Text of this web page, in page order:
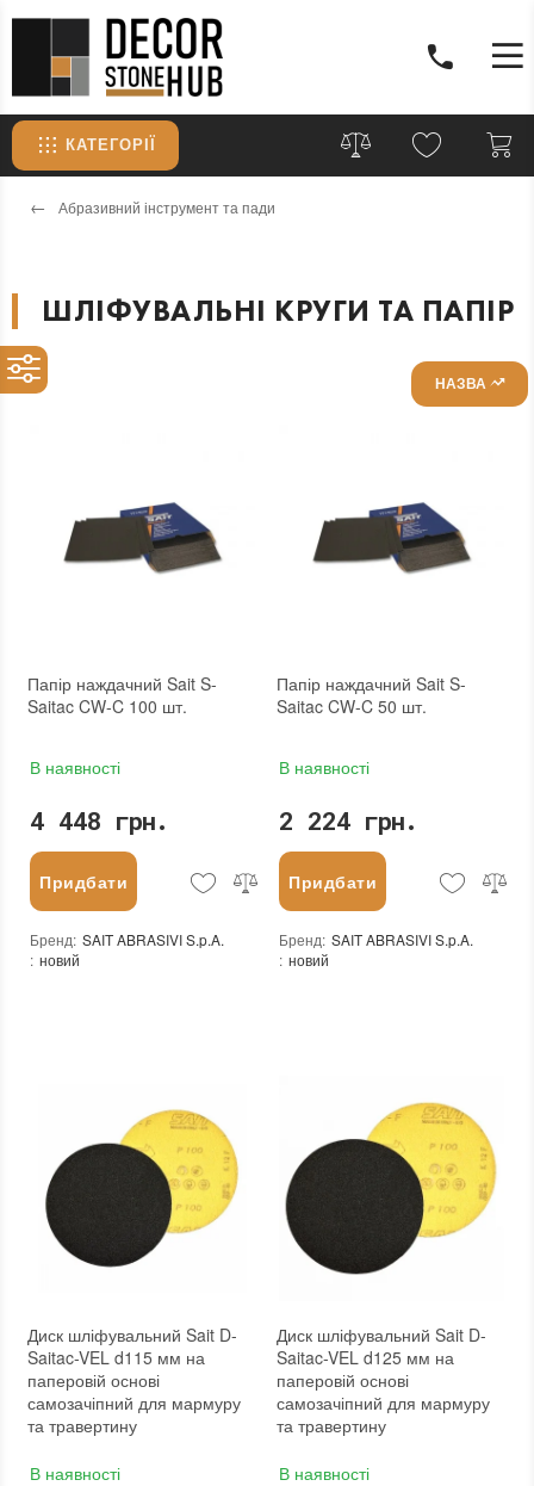
КАТЕГОРІЇ
Абразивний інструмент та пади
ШЛІФУВАЛЬНІ КРУГИ ТА ПАПІР
НАЗВА
Папір наждачний Sait S-
Saitac CW-C 100 шт.
В наявності
4 448 грн.
Придбати
Бренд: SAIT ABRASIVI S.p.A.
: новий
Папір наждачний Sait S-
Saitac CW-C 50 шт.
В наявності
2 224 грн.
Придбати
Бренд: SAIT ABRASIVI S.p.A.
: новий
Диск шліфувальний Sait D-
Saitac-VEL d115 мм на
паперовій основі
самозачіпний для мармуру
та травертину
В наявності
Диск шліфувальний Sait D-
Saitac-VEL d125 мм на
паперовій основі
самозачіпний для мармуру
та травертину
В наявності